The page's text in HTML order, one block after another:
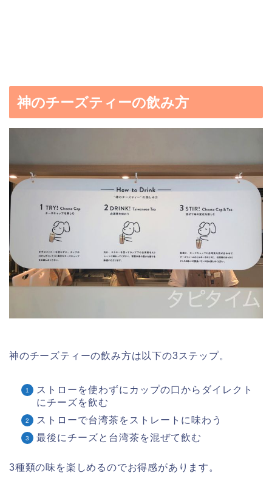
神のチーズティーの飲み方
神のチーズティーの飲み方は以下の3ステップ。
ストローを使わずにカップの口からダイレクト
にチーズを飲む
ストローで台湾茶をストレートに味わう
最後にチーズと台湾茶を混ぜて飲む
3種類の味を楽しめるのでお得感があります。